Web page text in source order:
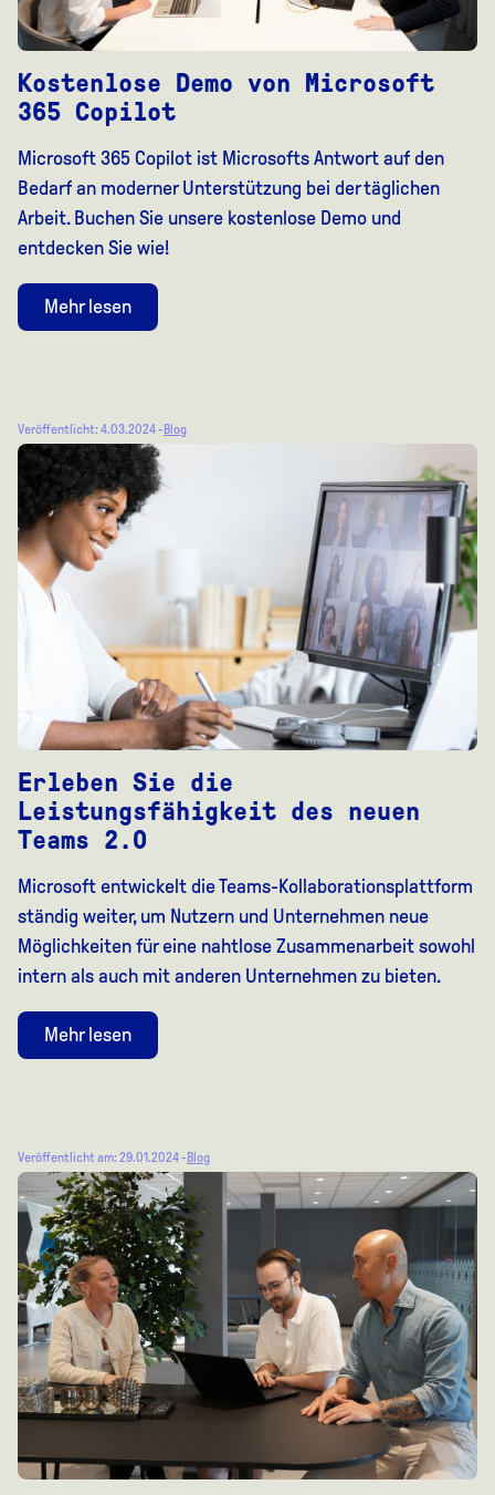
Kostenlose Demo von Microsoft
365 Copilot
Microsoft 365 Copilot ist Microsofts Antwort auf den
Bedarf an moderner Unterstützung bei der täglichen
Arbeit. Buchen Sie unsere kostenlose Demo und
entdecken Sie wie!
Mehr lesen
Veröffentlicht: 4.03.2024 -Blog
Erleben Sie die
Leistungsfähigkeit des neuen
Teams 2.0
Microsoft entwickelt die Teams-Kollaborationsplattform
ständig weiter, um Nutzern und Unternehmen neue
Möglichkeiten für eine nahtlose Zusammenarbeit sowohl
intern als auch mit anderen Unternehmen zu bieten.
Mehr lesen
Veröffentlicht am: 29.01.2024 - Blog